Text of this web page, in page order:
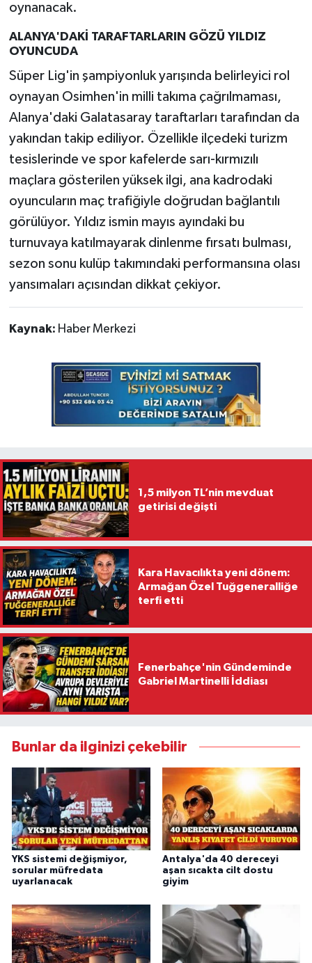
oynanacak.
ALANYA'DAKİ TARAFTARLARIN GÖZÜ YILDIZ
OYUNCUDA
Süper Lig'in şampiyonluk yarışında belirleyici rol
oynayan Osimhen'in milli takıma çağrılmaması,
Alanya'daki Galatasaray taraftarları tarafından da
yakından takip ediliyor. Özellikle ilçedeki turizm
tesislerinde ve spor kafelerde sarı-kırmızılı
maçlara gösterilen yüksek ilgi, ana kadrodaki
oyuncuların maç trafiğiyle doğrudan bağlantılı
görülüyor. Yıldız ismin mayıs ayındaki bu
turnuvaya katılmayarak dinlenme fırsatı bulması,
sezon sonu kulüp takımındaki performansına olası
yansımaları açısından dikkat çekiyor.
Kaynak: Haber Merkezi
1,5 milyon TL’nin mevduat
getirisi değişti
Kara Havacılıkta yeni dönem:
Armağan Özel Tuğgeneralliğe
terfi etti
Fenerbahçe'nin Gündeminde
Gabriel Martinelli İddiası
Bunlar da ilginizi çekebilir
YKS sistemi değişmiyor,
sorular müfredata
uyarlanacak
Antalya'da 40 dereceyi
aşan sıcakta cilt dostu
giyim